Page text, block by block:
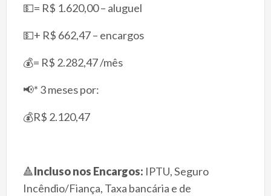
💵= R$ 1.620,00 – aluguel
💵+ R$ 662,47 – encargos
💰= R$ 2.282,47 /mês
📢* 3 meses por:
💰R$ 2.120,47
🔺Incluso nos Encargos: IPTU, Seguro
Incêndio/Fiança, Taxa bancária e de